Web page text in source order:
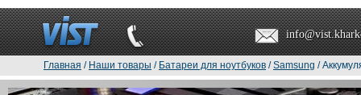
Главная / Наши товары / Батареи для ноутбуков /Samsung /